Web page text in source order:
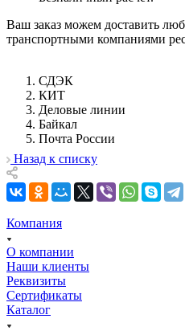
Ваш заказ можем доставить
транспортными компаниями
СДЭК
КИТ
Деловые линии
Байкал
Почта России
Назад к списку
Компания
О компании
Наши клиенты
Реквизиты
Сертификаты
Каталог